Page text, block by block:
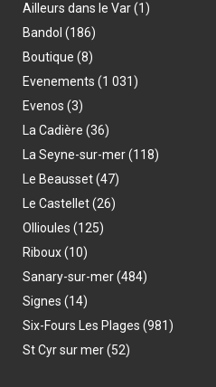
Ailleurs dans le Var(1)
Bandol (186)
Boutique (8)
Evenements (1 031)
Evenos (3)
La Cadière (36)
La Seyne-sur-mer(118)
Le Beausset(47)
Le Castellet(26)
Ollioules (125)
Riboux(10)
Sanary-sur-mer(484)
Signes (14)
Six-Fours Les Plages (981)
St Cyr sur mer(52)